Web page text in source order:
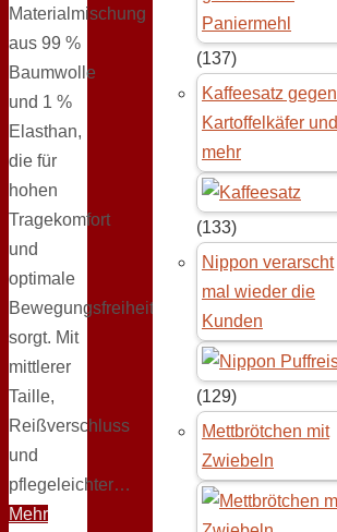
Materialmischung
aus 99 %
Baumwolle
und 1 %
Elasthan,
die für
hohen
Tragekomfort
und
optimale
Bewegungsfreiheit
sorgt. Mit
mittlerer
Taille,
Reißverschluss
und
pflegeleichter…
Mehr
(137)
Kaffeesatz gegen
Kartoffelkäfer und
mehr
(133)
Nippon verarscht
mal wieder die
Kunden
(129)
Mettbrötchen mit
Zwiebeln